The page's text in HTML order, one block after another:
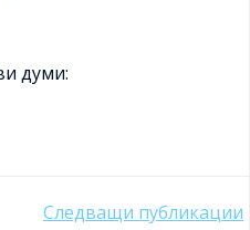
думи:
Следващи публикации